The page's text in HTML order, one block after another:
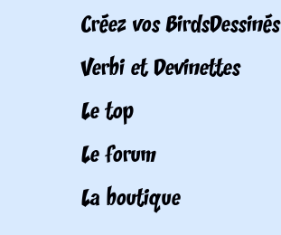
Créez vos BirdsDessinés
Verbi et Devinettes
Le top
Le forum
La boutique